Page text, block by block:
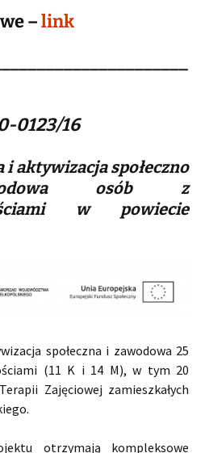
–link
0123/16
i aktywizacja społeczno
osób z
w powiecie
społeczna i zawodowa 25
(11 K i 14 M), w tym 20
Zajęciowej zamieszkałych
otrzymają kompleksowe